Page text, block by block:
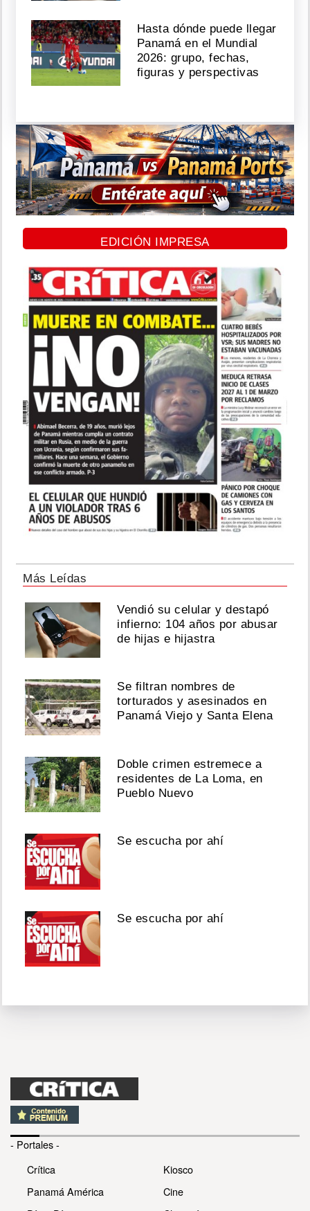
Hasta dónde puede llegar
Panamá en el Mundial
2026: grupo, fechas,
figuras y perspectivas
EDICIÓN IMPRESA
Más Leídas
Vendió su celular y destapó
infierno: 104 años por abusar
de hijas e hijastra
Se filtran nombres de
torturados y asesinados en
Panamá Viejo y Santa Elena
Doble crimen estremece a
residentes de La Loma, en
Pueblo Nuevo
Se escucha por ahí
Se escucha por ahí
- Portales -
Crítica
Panamá América
Kiosco
Cine